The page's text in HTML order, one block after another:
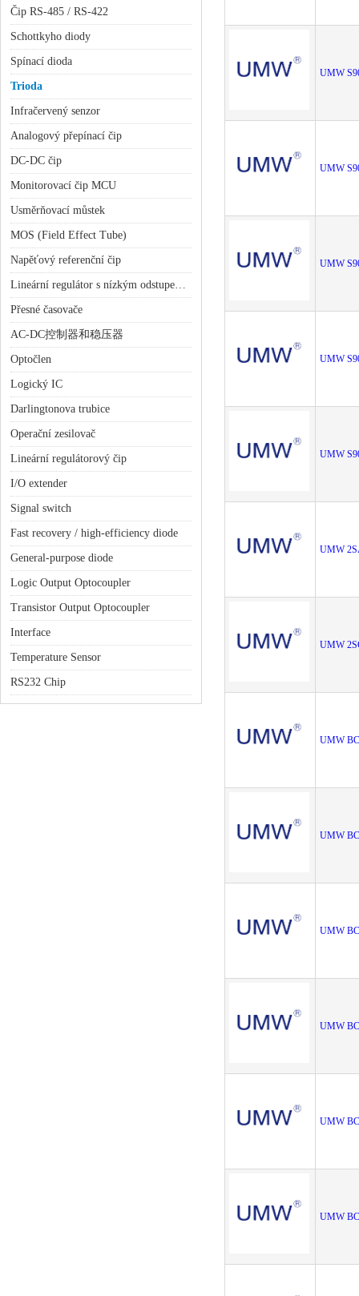
Čip RS-485 / RS-422
Schottkyho diody
Spínací dioda
Trioda
Infračervený senzor
Analogový přepínací čip
DC-DC čip
Monitorovací čip MCU
Usměrňovací můstek
MOS (Field Effect Tube)
Napěťový referenční čip
Lineární regulátor s nízkým odstupem (LDO)
Přesné časovače
AC-DC控制器和稳压器
Optočlen
Logický IC
Darlingtonova trubice
Operační zesilovač
Lineární regulátorový čip
I/O extender
Signal switch
Fast recovery / high-efficiency diode
General-purpose diode
Logic Output Optocoupler
Transistor Output Optocoupler
Interface
Temperature Sensor
RS232 Chip
UMW
UMW
UMW
UMW
UMW
UMW
UMW
UMW
UMW
UMW
UMW
UMW
UMW